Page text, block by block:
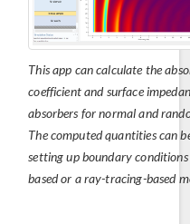
This app can calculate the
coefficient and surface
absorbers for normal and
The computed quantities can
setting up boundary
based or a ray-tracing-based